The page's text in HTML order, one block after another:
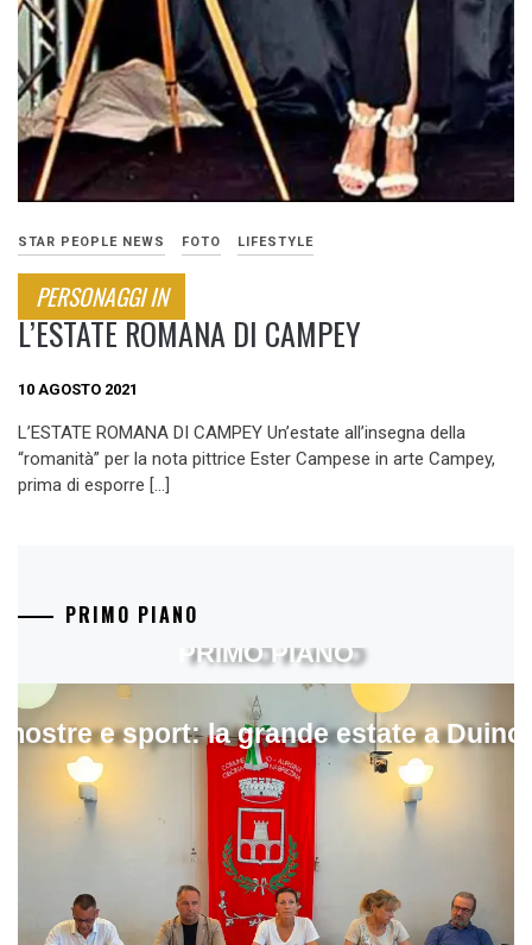
STAR PEOPLE NEWS FOTO LIFESTYLE
PERSONAGGI IN
L’ESTATE ROMANA DI CAMPEY
10 AGOSTO 2021
L’ESTATE ROMANA DI CAMPEY Un’estate all’insegna della
“romanità” per la nota pittrice Ester Campese in arte Campey,
prima di esporre […]
PRIMO PIANO
e sport: la grande estate a
PRIMO PIANO